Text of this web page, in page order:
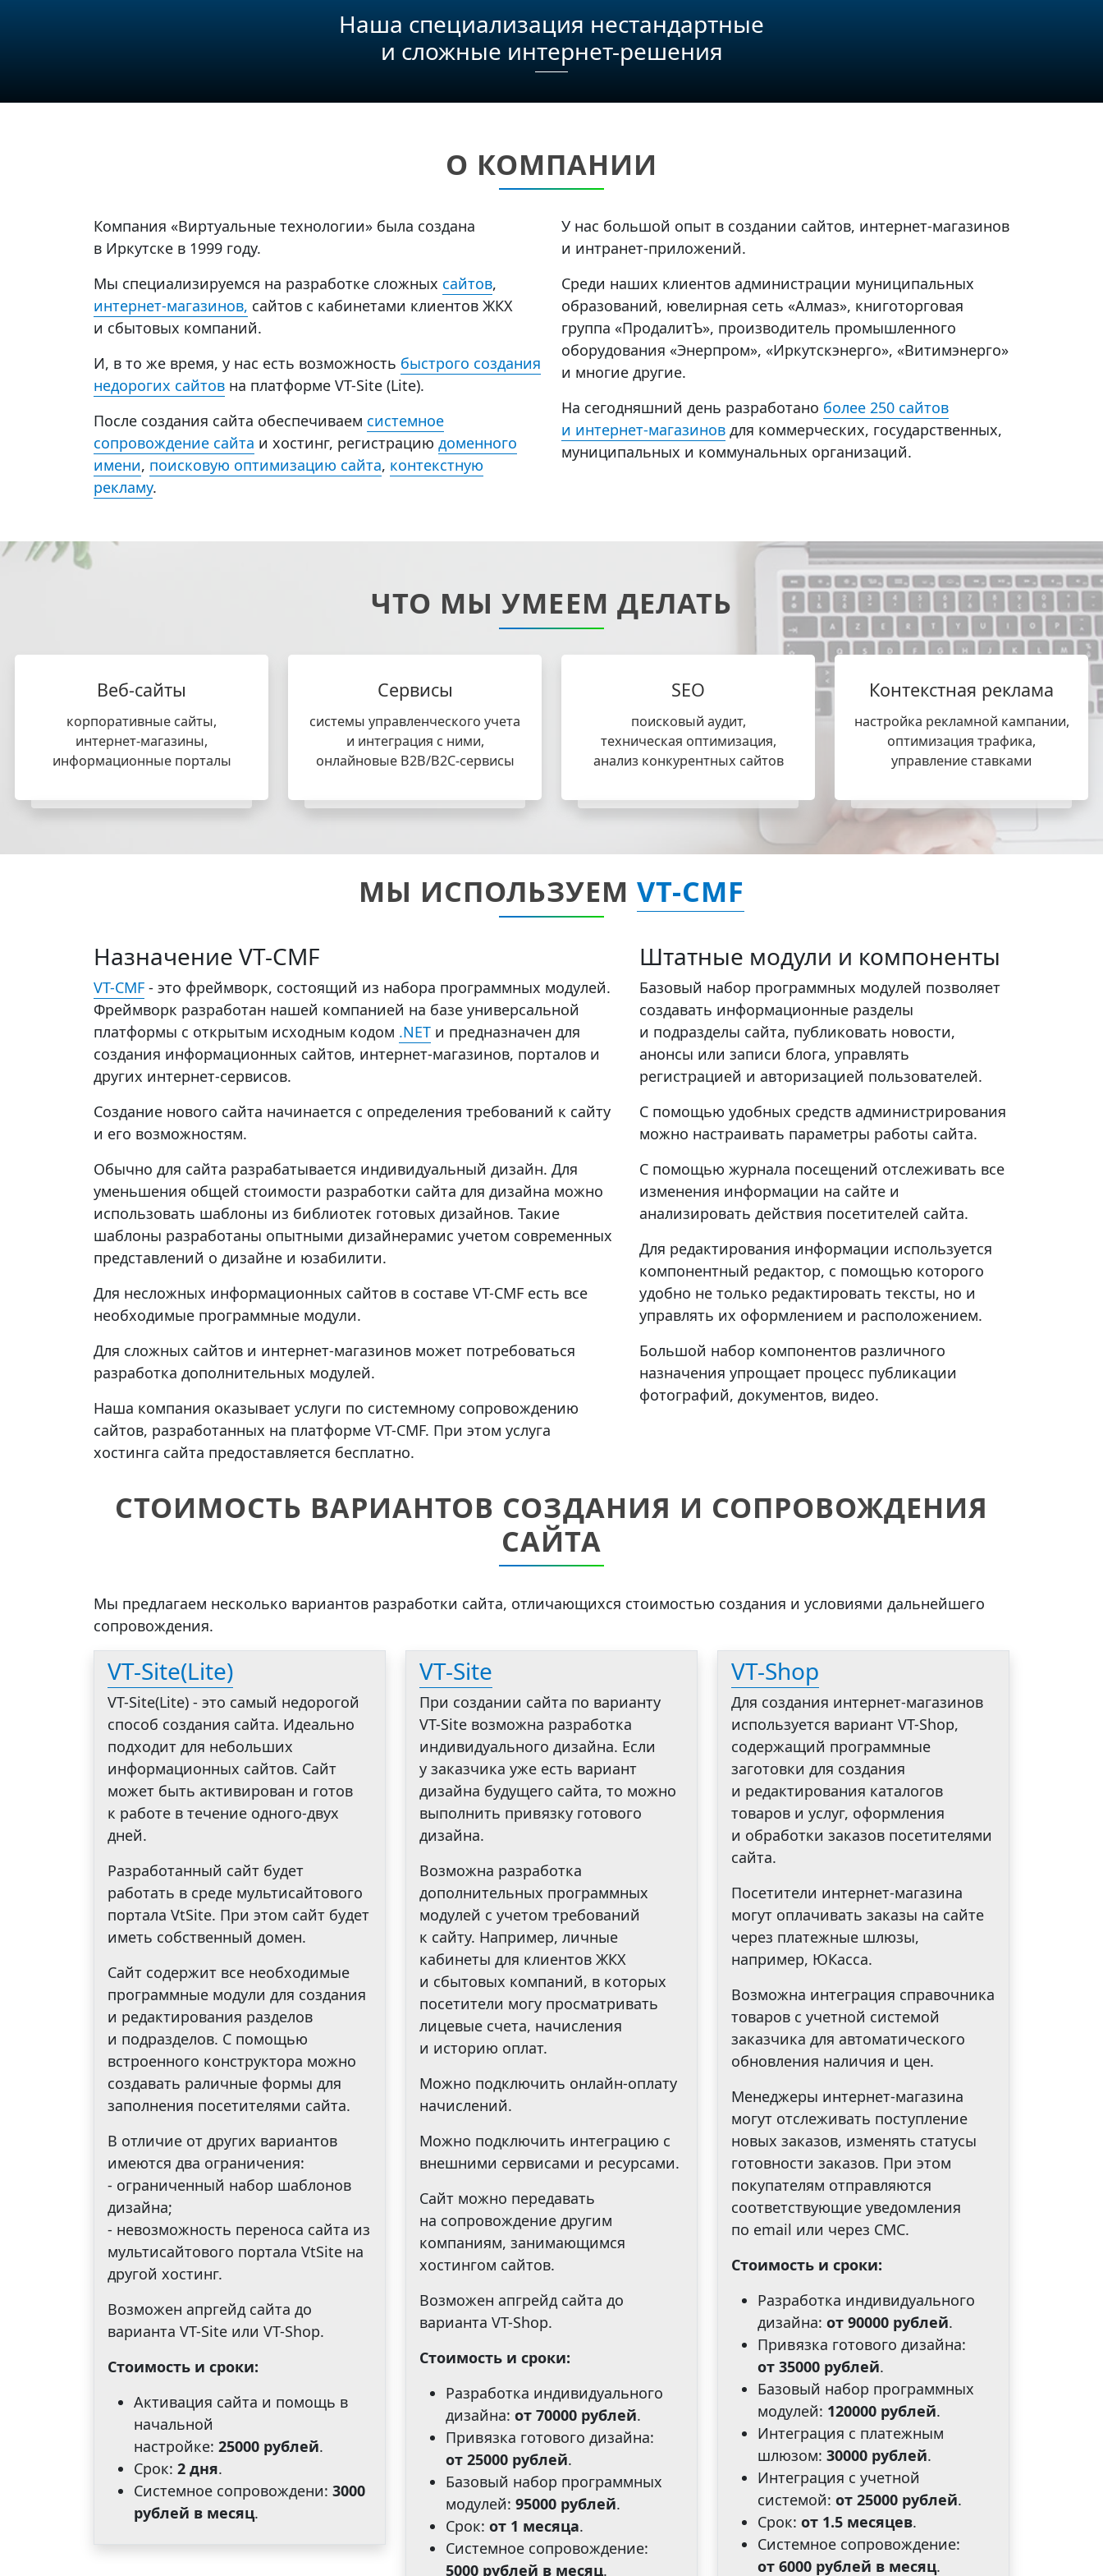
Наша специализация нестандартные
и сложные интернет-решения
О КОМПАНИИ
Компания «Виртуальные технологии» была создана
в Иркутске в 1999 году.
Мы специализируемся на разработке сложных сайтов,
интернет-магазинов, сайтов с кабинетами клиентов ЖКХ
и сбытовых компаний.
И, в то же время, у нас есть возможность быстрого создания
недорогих сайтов на платформе VT-Site (Lite).
После создания сайта обеспечиваем системное
сопровождение сайта и хостинг, регистрацию доменного
имени, поисковую оптимизацию сайта, контекстную
рекламу.
У нас большой опыт в создании сайтов, интернет-магазинов
и интранет-приложений.
Среди наших клиентов администрации муниципальных
образований, ювелирная сеть «Алмаз», книготорговая
группа «ПродалитЪ», производитель промышленного
оборудования «Энерпром», «Иркутскэнерго», «Витимэнерго»
и многие другие.
На сегодняшний день разработано более 250 сайтов
и интернет-магазинов для коммерческих, государственных,
муниципальных и коммунальных организаций.
ЧТО МЫ УМЕЕМ ДЕЛАТЬ
Веб-сайты
корпоративные сайты,
интернет-магазины,
информационные порталы
Сервисы
системы управленческого учета
и интеграция с ними,
онлайновые B2B/B2C-сервисы
SEO
поисковый аудит,
техническая оптимизация,
анализ конкурентных сайтов
Контекстная реклама
настройка рекламной кампании,
оптимизация трафика,
управление ставками
МЫ ИСПОЛЬЗУЕМVT-CMF
Назначение VT-CMF
VT-CMF - это фреймворк, состоящий из набора программных модулей.
Фреймворк разработан нашей компанией на базе универсальной
платформы с открытым исходным кодом .NET и предназначен для
создания информационных сайтов, интернет-магазинов, порталов и
других интернет-сервисов.
Создание нового сайта начинается с определения требований к сайту
и его возможностям.
Обычно для сайта разрабатывается индивидуальный дизайн. Для
уменьшения общей стоимости разработки сайта для дизайна можно
использовать шаблоны из библиотек готовых дизайнов. Такие
шаблоны разработаны опытными дизайнерамис учетом современных
представлений о дизайне и юзабилити.
Для несложных информационных сайтов в составе VT-CMF есть все
необходимые программные модули.
Для сложных сайтов и интернет-магазинов может потребоваться
разработка дополнительных модулей.
Наша компания оказывает услуги по системному сопровождению
сайтов, разработанных на платформе VT-CMF. При этом услуга
хостинга сайта предоставляется бесплатно.
Штатные модули и компоненты
Базовый набор программных модулей позволяет
создавать информационные разделы
и подразделы сайта, публиковать новости,
анонсы или записи блога, управлять
регистрацией и авторизацией пользователей.
С помощью удобных средств администрирования
можно настраивать параметры работы сайта.
С помощью журнала посещений отслеживать все
изменения информации на сайте и
анализировать действия посетителей сайта.
Для редактирования информации используется
компонентный редактор, с помощью которого
удобно не только редактировать тексты, но и
управлять их оформлением и расположением.
Большой набор компонентов различного
назначения упрощает процесс публикации
фотографий, документов, видео.
СТОИМОСТЬ ВАРИАНТОВ СОЗДАНИЯ И СОПРОВОЖДЕНИЯ
САЙТА
Мы предлагаем несколько вариантов разработки сайта, отличающихся стоимостью создания и условиями дальнейшего
сопровождения.
VT-Site(Lite)
VT-Site(Lite) - это самый недорогой
способ создания сайта. Идеально
подходит для небольших
информационных сайтов. Сайт
может быть активирован и готов
к работе в течение одного-двух
дней.
Разработанный сайт будет
работать в среде мультисайтового
портала VtSite. При этом сайт будет
иметь собственный домен.
Сайт содержит все необходимые
программные модули для создания
и редактирования разделов
и подразделов. С помощью
встроенного конструктора можно
создавать раличные формы для
заполнения посетителями сайта.
В отличие от других вариантов
имеются два ограничения:
- ограниченный набор шаблонов
дизайна;
- невозможность переноса сайта из
мультисайтового портала VtSite на
другой хостинг.
Возможен апргейд сайта до
варианта VT-Site или VT-Shop.
Стоимость и сроки:
Активация сайта и помощь в
начальной
настройке: 25000 рублей.
Срок: 2 дня.
Системное сопровождени: 3000
рублей в месяц.
VT-Site
При создании сайта по варианту
VT-Site возможна разработка
индивидуального дизайна. Если
у заказчика уже есть вариант
дизайна будущего сайта, то можно
выполнить привязку готового
дизайна.
Возможна разработка
дополнительных программных
модулей с учетом требований
к сайту. Например, личные
кабинеты для клиентов ЖКХ
и сбытовых компаний, в которых
посетители могу просматривать
лицевые счета, начисления
и историю оплат.
Можно подключить онлайн-оплату
начислений.
Можно подключить интеграцию с
внешними сервисами и ресурсами.
Сайт можно передавать
на сопровождение другим
компаниям, занимающимся
хостингом сайтов.
Возможен апгрейд сайта до
варианта VT-Shop.
Стоимость и сроки:
Разработка индивидуального
дизайна: от 70000 рублей.
Привязка готового дизайна:
от 25000 рублей.
Базовый набор программных
модулей: 95000 рублей.
Срок: от 1 месяца.
Системное сопровождение:
5000 рублей в месяц.
VT-Shop
Для создания интернет-магазинов
используется вариант VT-Shop,
содержащий программные
заготовки для создания
и редактирования каталогов
товаров и услуг, оформления
и обработки заказов посетителями
сайта.
Посетители интернет-магазина
могут оплачивать заказы на сайте
через платежные шлюзы,
например, ЮКасса.
Возможна интеграция справочника
товаров с учетной системой
заказчика для автоматического
обновления наличия и цен.
Менеджеры интернет-магазина
могут отслеживать поступление
новых заказов, изменять статусы
готовности заказов. При этом
покупателям отправляются
соответствующие уведомления
по email или через СМС.
Стоимость и сроки:
Разработка индивидуального
дизайна: от 90000 рублей.
Привязка готового дизайна:
от 35000 рублей.
Базовый набор программных
модулей: 120000 рублей.
Интеграция с платежным
шлюзом: 30000 рублей.
Интеграция с учетной
системой: от 25000 рублей.
Срок: от 1.5 месяцев.
Системное сопровождение:
от 6000 рублей в месяц.